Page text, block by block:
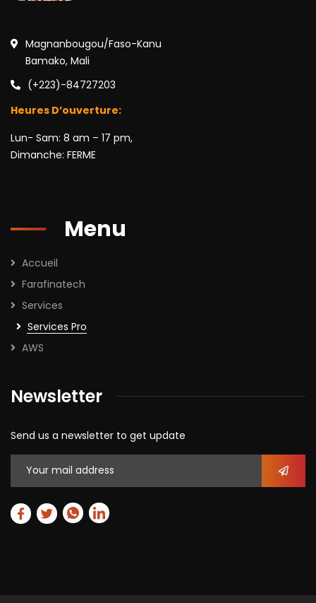
Magnanbougou/Faso-Kanu
Bamako, Mali
(+223)-84727203
Heures D’ouverture:
Lun- Sam: 8 am – 17 pm,
Dimanche: FERME
Menu
Accueil
Farafinatech
Services
Services Pro
AWS
Newsletter
Send us a newsletter to get update